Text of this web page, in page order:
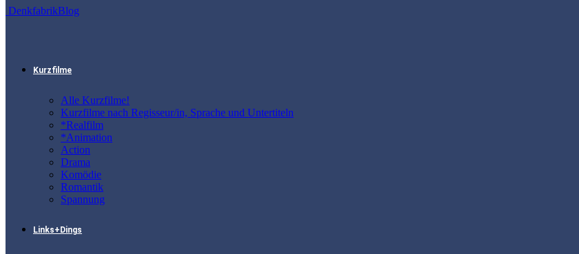
DenkfabrikBlog
Kurzfilme
Alle Kurzfilme!
Kurzfilme nach Regisseur/in, Sprache und Untertiteln
*Realfilm
*Animation
Action
Drama
Komödie
Romantik
Spannung
Links+Dings